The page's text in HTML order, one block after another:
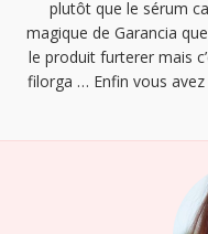
plutôt que le sérum
magique de Garancia
le produit furterer mais
filorga … Enfin vous